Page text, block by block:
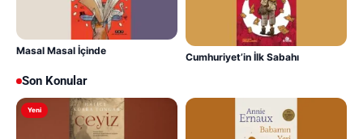
Masal Masal İçinde
Cumhuriyet’in İlk Sabahı
Son Konular
Yeni